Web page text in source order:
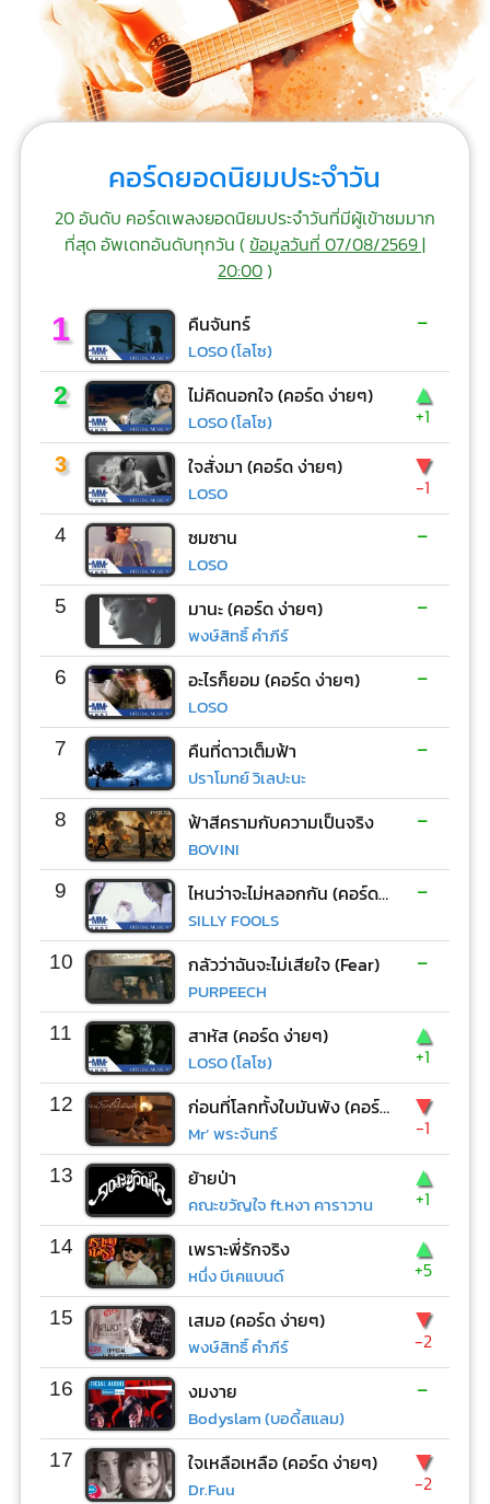
คอร์ดยอดนิยมประจำวัน
20 อันดับ คอร์ดเพลงยอดนิยมประจำวันที่มีผู้เข้าชมมาก
ที่สุด อัพเดทอันดับทุกวัน (ข้อมูลวันที่ 07/08/2569 |
20:00)
1 คืนจันทร์
LOSO (โลโซ)
-
2 ไม่คิดนอกใจ (คอร์ด ง่ายๆ)
LOSO (โลโซ)
▲
+1
3 ใจสั่งมา (คอร์ด ง่ายๆ)
LOSO
▼
-1
4 ซมซาน
LOSO
-
5 มานะ (คอร์ด ง่ายๆ)
พงษ์สิทธิ์ คำภีร์
-
6 อะไรก็ยอม (คอร์ด ง่ายๆ)
LOSO
-
7 คืนที่ดาวเต็มฟ้า
ปราโมทย์ วิเลปะนะ
-
8 ฟ้าสีครามกับความเป็นจริง
BOVINI
-
9 ไหนว่าจะไม่หลอกกัน (คอร์ด ง่ายๆ)
SILLY FOOLS
-
10 กลัวว่าฉันจะไม่เสียใจ (Fear)
PURPEECH
-
11 สาหัส (คอร์ด ง่ายๆ)
LOSO (โลโซ)
▲
+1
12 ก่อนที่โลกทั้งใบมันพัง (คอร์ด ง่ายๆ)
Mr’ พระจันทร์
▼
-1
13 ย้ายป่า
คณะขวัญใจ ft.หงา คาราวาน
▲
+1
14 เพราะพี่รักจริง
หนึ่ง บีเคแบนด์
▲
+5
15 เสมอ (คอร์ด ง่ายๆ)
พงษ์สิทธิ์ คำภีร์
▼
-2
16 งมงาย
Bodyslam (บอดี้สแลม)
-
17 ใจเหลือเหลือ (คอร์ด ง่ายๆ)
Dr.Fuu
▼
-2